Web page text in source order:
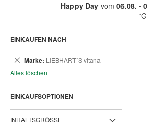
Happy Dayvom 06.08. -
EINKAUFEN NACH
Marke LIEBHART´S vitana
Dies
Alles löschen
EINKAUFSOPTIONEN
INHALTSGRÖSSE